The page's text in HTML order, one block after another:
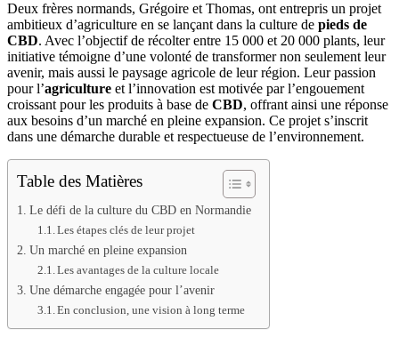
Deux frères normands, Grégoire et Thomas, ont entrepris un projet
ambitieux d’agriculture en se lançant dans la culture de pieds de
CBD. Avec l’objectif de récolter entre 15 000 et 20 000 plants, leur
initiative témoigne d’une volonté de transformer non seulement leur
avenir, mais aussi le paysage agricole de leur région. Leur passion
pour l’agriculture et l’innovation est motivée par l’engouement
croissant pour les produits à base de CBD, offrant ainsi une réponse
aux besoins d’un marché en pleine expansion. Ce projet s’inscrit
dans une démarche durable et respectueuse de l’environnement.
Table des Matières
Le défi de la culture du CBD en Normandie
Les étapes clés de leur projet
Un marché en pleine expansion
Les avantages de la culture locale
Une démarche engagée pour l’avenir
En conclusion, une vision à long terme